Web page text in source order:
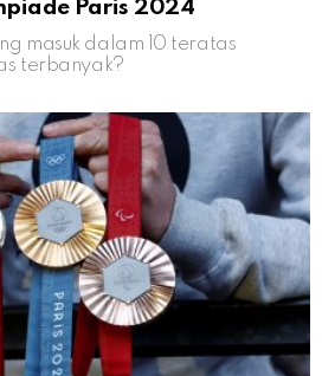
Paris 2024
masuk dalam 10 teratas
terbanyak?